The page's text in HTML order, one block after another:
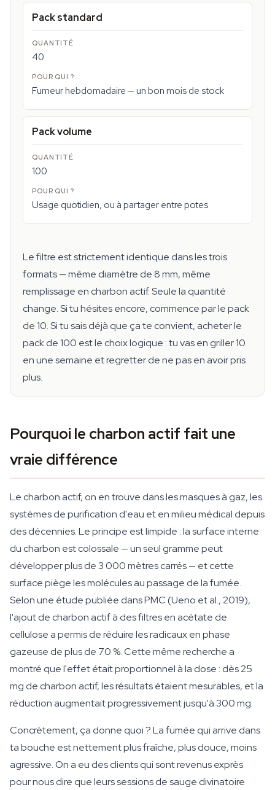
Pack standard
40
Fumeur hebdomadaire — un bon mois de stock
Pack volume
100
Usage quotidien, ou à partager entre potes
Le filtre est strictement identique dans les trois
formats — même diamètre de 8 mm, même
remplissage en charbon actif. Seule la quantité
change. Si tu hésites encore, commence par le pack
de 10. Si tu sais déjà que ça te convient, acheter le
pack de 100 est le choix logique : tu vas en griller 10
en une semaine et regretter de ne pas en avoir pris
plus.
Pourquoi le charbon actif fait une
vraie différence
Le charbon actif, on en trouve dans les masques à gaz, les
systèmes de purification d'eau et en milieu médical depuis
des décennies. Le principe est limpide : la surface interne
du charbon est colossale — un seul gramme peut
développer plus de 3 000 mètres carrés — et cette
surface piège les molécules au passage de la fumée.
Selon une étude publiée dans PMC (Ueno et al., 2019),
l'ajout de charbon actif à des filtres en acétate de
cellulose a permis de réduire les radicaux en phase
gazeuse de plus de 70 %. Cette même recherche a
montré que l'effet était proportionnel à la dose : dès 25
mg de charbon actif, les résultats étaient mesurables, et la
réduction augmentait progressivement jusqu'à 300 mg.
Concrètement, ça donne quoi ? La fumée qui arrive dans
ta bouche est nettement plus fraîche, plus douce, moins
agressive. On a eu des clients qui sont revenus exprès
pour nous dire que leurs sessions de sauge divinatoire